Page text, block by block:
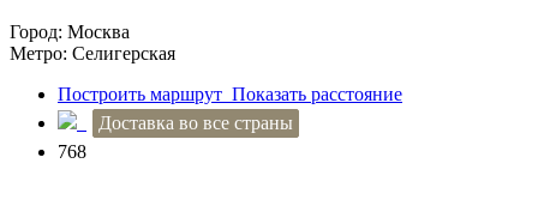
Город: Москва
Метро: Селигерская
Построить маршрут Показать расстояние
Доставка во все страны
768